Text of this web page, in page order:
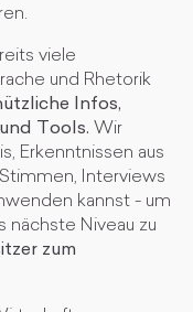
viele
und Rhetorik
Infos,
Tools. Wir
Erkenntnissen aus
Interviews
kannst - um
nächste Niveau zu
zum